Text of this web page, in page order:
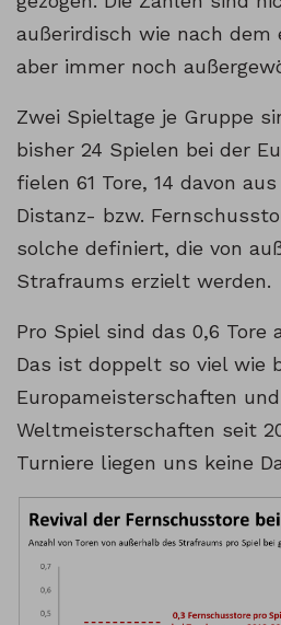
außerirdisch wie nach dem
aber immer noch
Zwei Spieltage je Gruppe
bisher 24 Spielen bei der
fielen 61 Tore, 14 davon
Distanz- bzw.
solche definiert, die von
Strafraums erzielt werden.
Pro Spiel sind das 0,6 Tore
Das ist doppelt so viel wie
Europameisterschaften und
Weltmeisterschaften seit
Turniere liegen uns keine